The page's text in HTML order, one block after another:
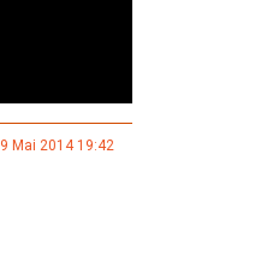
9 Mai 2014 19:42